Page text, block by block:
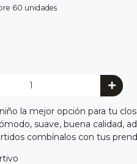
60 unidades
la mejor opción para tu
suave, buena calidad,
combínalos con tus